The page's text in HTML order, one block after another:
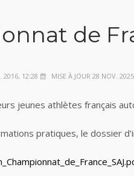
de
2016, 12:28 MISE À JOUR 28 NOV.
jeunes athlètes français
pratiques, le dossier